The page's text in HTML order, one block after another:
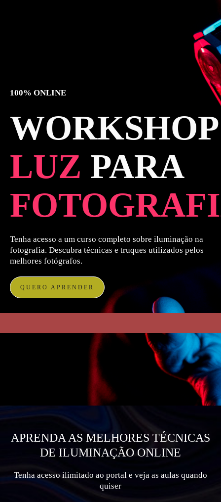
100% ONLINE
WORKSHOP
LUZ PARA
Tenha acesso a um curso completo sobre iluminação na
fotografia. Descubra técnicas e truques utilizados pelos
melhores fotógrafos.
QUERO APRENDER
APRENDA AS MELHORES TÉCNICAS
DE ILUMINAÇÃO ONLINE
Tenha acesso ilimitado ao portal e veja as aulas quando
quiser